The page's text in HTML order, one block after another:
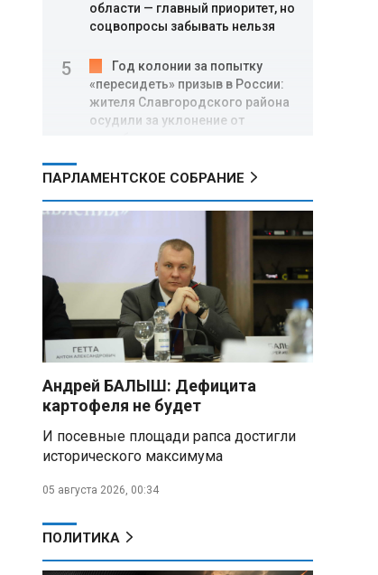
области — главный приоритет, но
соцвопросы забывать нельзя
Год колонии за попытку
«пересидеть» призыв в России:
жителя Славгородского района
осудили за уклонение от
В Свердловской области
производителя дронов «Упырь»
Российские пловцы
выиграли все золотые медали
первого дня Кубка мира по
зимнему плаванию
Александр Новак:
Независимые АЗС начнут
снабжать топливом через
региональных операторов
Беларусь и Россия
усиливают сотрудничество по
развития
Минобороны РФ:
ПАРЛАМЕНТСКОЕ СОБРАНИЕ
Андрей БАЛЫШ: Дефицита
картофеля не будет
И посевные площади рапса достигли
исторического максимума
05 августа 2026, 00:34
ПОЛИТИКА